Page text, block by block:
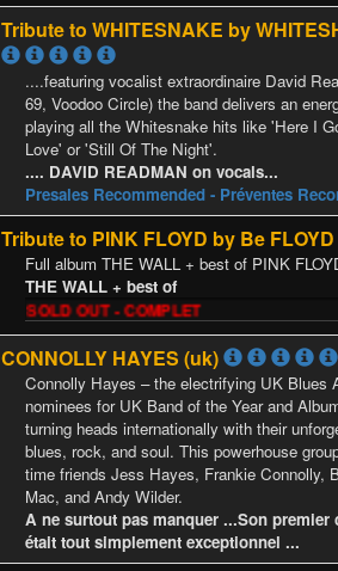
Tribute to WHITESNAKE by
....featuring vocalist extraordinaire David
69, Voodoo Circle) the band delivers an
playing all the Whitesnake hits like 'Here I
Love' or 'Still Of The Night'.
.... DAVID READMAN on vocals...
Presales Recommended - Préventes
Tribute to PINK FLOYD by Be
Full album THE WALL + best of PINK
THE WALL + best of
SOLD OUT - COMPLET
CONNOLLY HAYES (uk)
Connolly Hayes – the electrifying UK Blues
nominees for UK Band of the Year and
turning heads internationally with their
blues, rock, and soul. This powerhouse
time friends Jess Hayes, Frankie Connolly,
Mac, and Andy Wilder.
A ne surtout pas manquer ...Son premier
était tout simplement exceptionnel ...